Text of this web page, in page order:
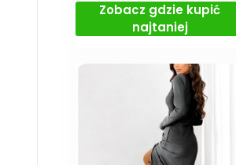
Zobacz gdzie kupić
najtaniej